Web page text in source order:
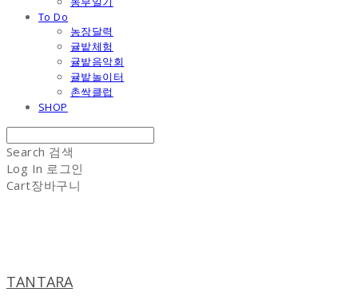
To Do
농장달력
귤밭체험
귤밭음악회
귤밭놀이터
촌싹클럽
SHOP
Search 검색
Log In 로그인
Cart장바구니
TANTARA